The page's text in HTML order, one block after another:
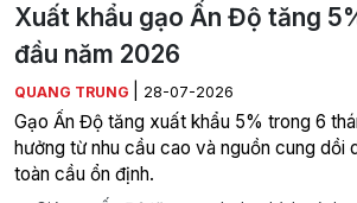
Xuất khẩu gạo Ấn Độ tăng
đầu năm 2026
QUANG TRUNG 28-07-2026
Gạo Ấn Độ tăng xuất khẩu 5% trong 6
hưởng từ nhu cầu cao và nguồn cung dồi
toàn cầu ổn định.